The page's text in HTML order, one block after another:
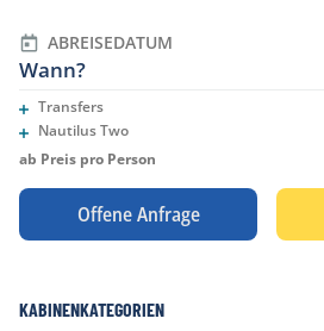
Meemu-Atoll.
ABREISEDATUM
Wann?
Transfers
Eingeschlossene Leistungen
Nautilus Two
Eingeschlossene Leistungen
ab Preis pro Person
Offene Anfrage
KABINENKATEGORIEN